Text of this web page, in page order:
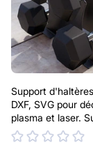
Support
DXF, SVG pour
plasma et laser.
poids en métal